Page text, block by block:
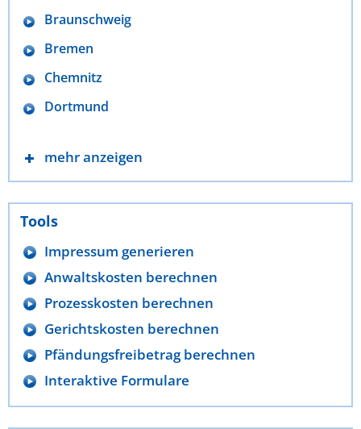
Braunschweig
Bremen
Chemnitz
Dortmund
mehr anzeigen
Tools
Impressum generieren
Anwaltskosten berechnen
Prozesskosten berechnen
Gerichtskosten berechnen
Pfändungsfreibetrag berechnen
Interaktive Formulare